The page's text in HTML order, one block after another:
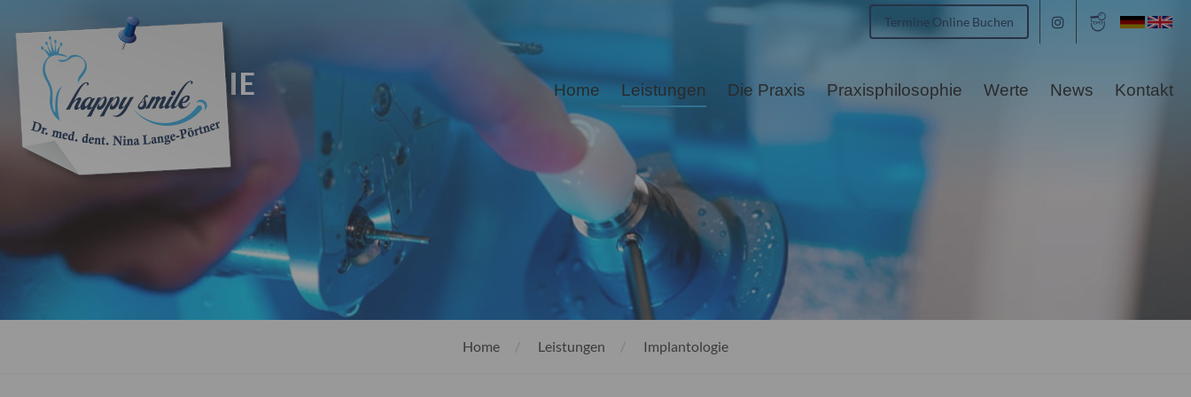
Termine Online Buchen
Home Leistungen Die Praxis Praxisphilosophie Werte News Kontakt
IMPLANTOLOGIE
Home Leistungen Implantologie